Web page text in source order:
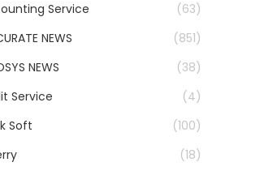
Service
(63)
NEWS
(851)
NEWS
(38)
Service
(4)
Soft
(100)
(18)